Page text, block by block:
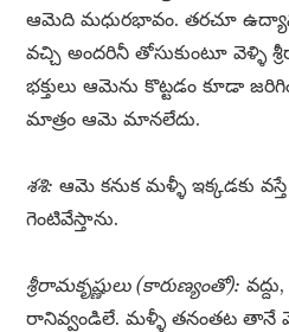
ఆమెది మధురభావం. తరచూ
వచ్చి అందరినీ తోసుకుంటూ వెళ్ళి
భక్తులు ఆమెను కొట్టడం కూడా
మాత్రం ఆమె మానలేదు.
శశి: ఆమె కనుక మళ్ళీ ఇక్కడకు
గెంటివేస్తాను.
శ్రీరామకృష్ణులు (కారుణ్యంతో):
రానివ్వండిలే. మళ్ళీ తనంతట తానే